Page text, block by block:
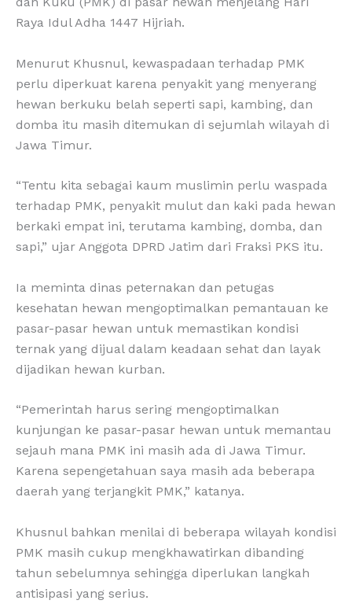
Raya Idul Adha 1447 Hijriah.
Menurut Khusnul, kewaspadaan terhadap PMK
perlu diperkuat karena penyakit yang menyerang
hewan berkuku belah seperti sapi, kambing, dan
domba itu masih ditemukan di sejumlah wilayah di
Jawa Timur.
“Tentu kita sebagai kaum muslimin perlu waspada
terhadap PMK, penyakit mulut dan kaki pada hewan
berkaki empat ini, terutama kambing, domba, dan
sapi,” ujar Anggota DPRD Jatim dari Fraksi PKS itu.
Ia meminta dinas peternakan dan petugas
kesehatan hewan mengoptimalkan pemantauan ke
pasar-pasar hewan untuk memastikan kondisi
ternak yang dijual dalam keadaan sehat dan layak
dijadikan hewan kurban.
“Pemerintah harus sering mengoptimalkan
kunjungan ke pasar-pasar hewan untuk memantau
sejauh mana PMK ini masih ada di Jawa Timur.
Karena sepengetahuan saya masih ada beberapa
daerah yang terjangkit PMK,” katanya.
Khusnul bahkan menilai di beberapa wilayah kondisi
PMK masih cukup mengkhawatirkan dibanding
tahun sebelumnya sehingga diperlukan langkah
antisipasi yang serius.